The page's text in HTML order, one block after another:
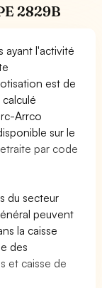
2829B
ayant l'activité
est de
Arrco
sur le
par code
du secteur
peuvent
la caisse
des
et caisse de